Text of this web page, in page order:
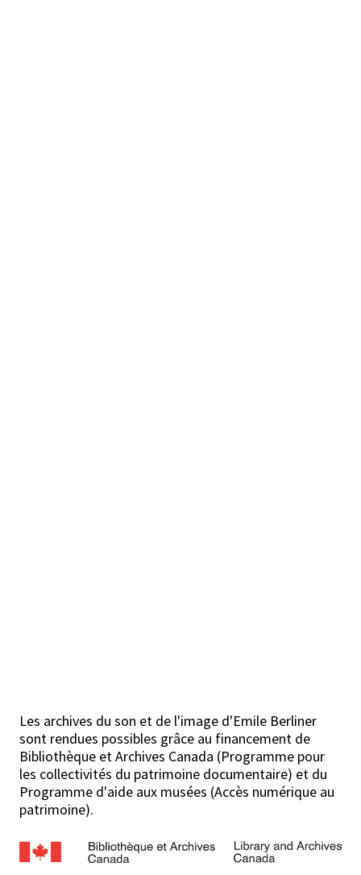
Les archives du son et de l'image d'Emile Berliner
sont rendues possibles grâce au financement de
Bibliothèque et Archives Canada (Programme pour
les collectivités du patrimoine documentaire) et du
Programme d'aide aux musées (Accès numérique au
patrimoine).